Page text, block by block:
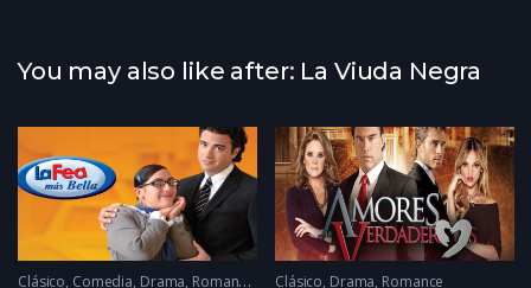
You may also like after: La Viuda Negra
Clásico, Comedia, Drama, Romance 2006
Clásico, Drama, Romance